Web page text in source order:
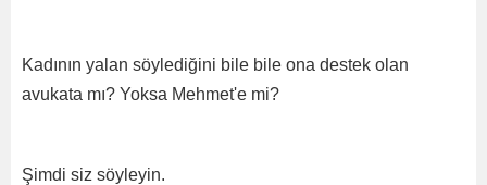
Kadının yalan söylediğini bile bile ona destek olan
avukata mı? Yoksa Mehmet'e mi?
Şimdi siz söyleyin.